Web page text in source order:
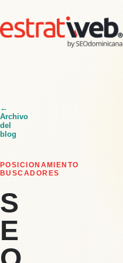
←
Archivo
del
blog
POSICIONAMIENTO
BUSCADORES
S
E